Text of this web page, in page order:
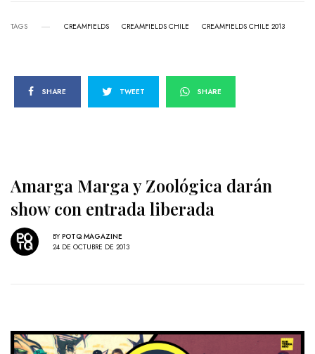
TAGS CREAMFIELDS CREAMFIELDS CHILE CREAMFIELDS CHILE 2013
SHARE TWEET SHARE
Amarga Marga y Zoológica darán
show con entrada liberada
BY POTQ MAGAZINE
24 DE OCTUBRE DE 2013